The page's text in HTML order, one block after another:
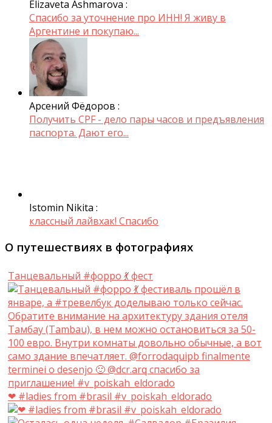
Elizaveta Ashmarova :
Спасибо за уточнение про ИНН! Я живу в
Аргентине и покупаю...
Арсений Фёдоров :
Получить CPF - дело пары часов и предъявления
паспорта. Дают его...
Istomin Nikita :
классный лайвхак! Спасибо
О путешествиях в фотографиях
Танцевальный #форро 💃 фест
❤ #ladies from #brasil #v_poiskah_eldorado